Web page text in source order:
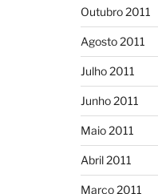
Outubro 2011
Agosto 2011
Julho 2011
Junho 2011
Maio 2011
Abril 2011
Março 2011